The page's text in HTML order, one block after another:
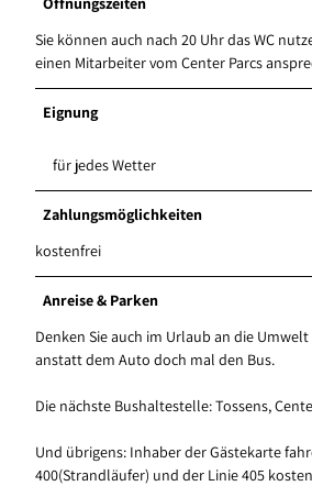
Sie können auch nach 20 Uhr das WC
einen Mitarbeiter vom Center Parcs
Eignung
für jedes Wetter
Zahlungsmöglichkeiten
kostenfrei
Anreise & Parken
Denken Sie auch im Urlaub an die
anstatt dem Auto doch mal den Bus.
Die nächste Bushaltestelle: Tossens,
Und übrigens: Inhaber der Gästekarte
400(Strandläufer) und der Linie 405